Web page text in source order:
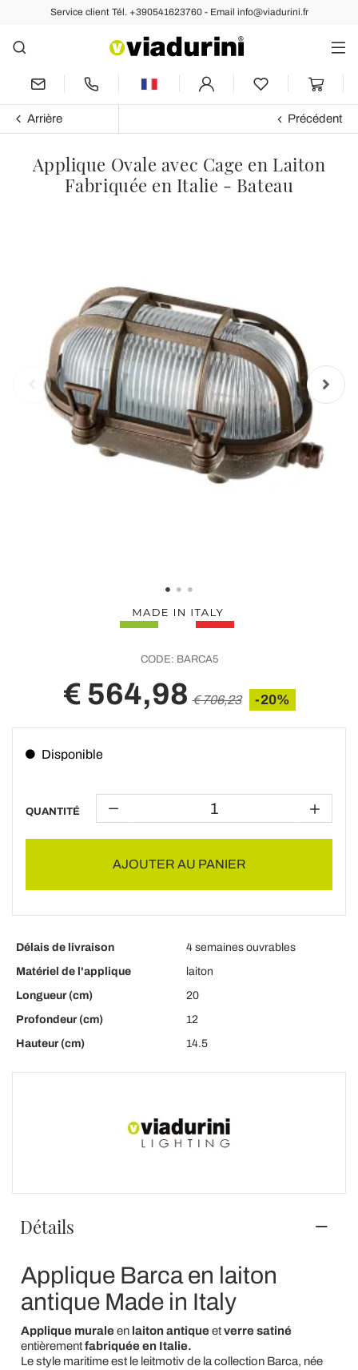
Service client Tél. +390541623760 - Email info@viadurini.fr
Arrière Précédent
Applique Ovale avec Cage en Laiton
Fabriquée en Italie - Bateau
CODE: BARCA5
€ 564,98 € 706,23 -20%
Disponible
QUANTITÉ
AJOUTER AU PANIER
Délais de livraison
4 semaines ouvrables
Matériel de l'applique
laiton
Longueur (cm)
20
Profondeur (cm)
12
Hauteur (cm)
14.5
Détails
Applique Barca en laiton
antique Made in Italy
Applique muraleen laiton antiqueetverre satiné
entièrementfabriquée en Italie.
Le style maritime est le leitmotiv de la collection Barca, née